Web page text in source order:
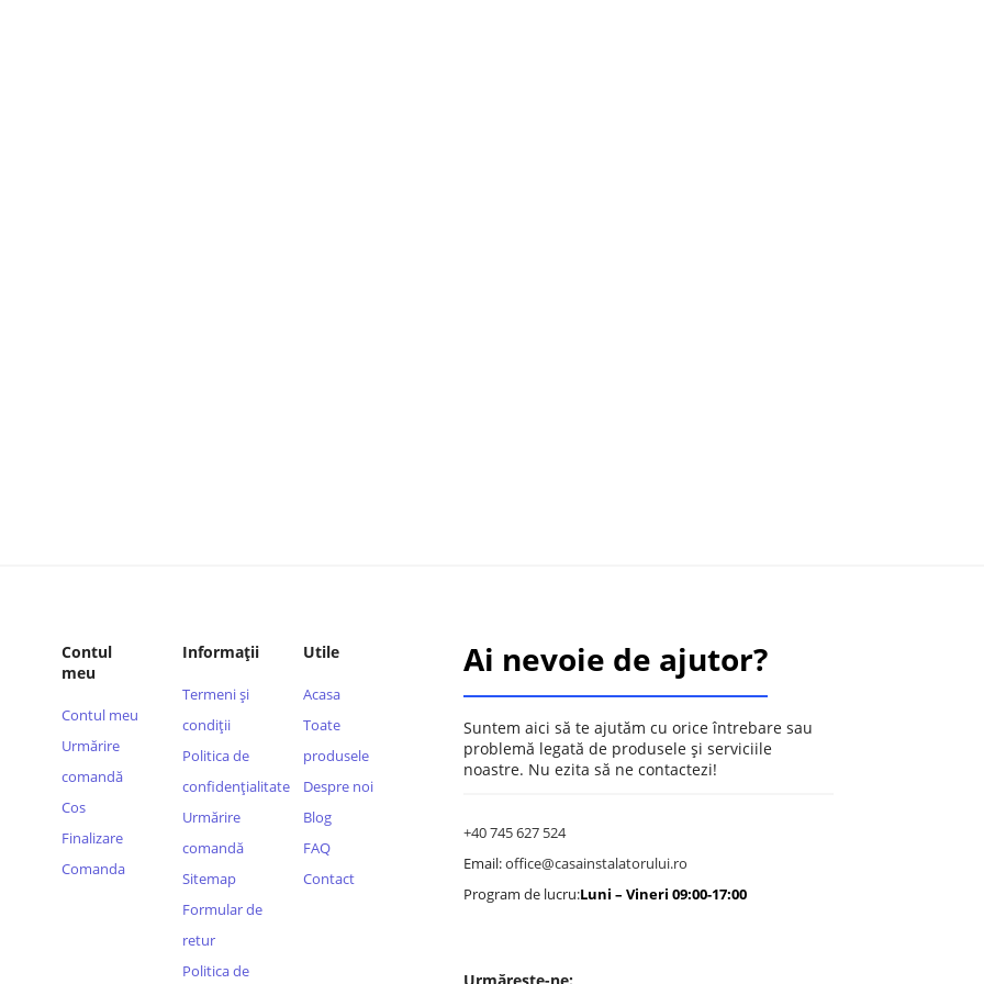
Contul
meu
Contul meu
Urmărire
comandă
Cos
Finalizare
Comanda
Informații
Termeni și
condiții
Politica de
confidențialitate
Urmărire
comandă
Sitemap
Formular de
retur
Politica de
Utile
Acasa
Toate
produsele
Despre noi
Blog
FAQ
Contact
Ai nevoie de ajutor?
Suntem aici să te ajutăm cu orice întrebare sau
problemă legată de produsele și serviciile
noastre. Nu ezita să ne contactezi!
+40 745 627 524
Email:office@casainstalatorului.ro
Program de lucru:Luni – Vineri 09:00-17:00